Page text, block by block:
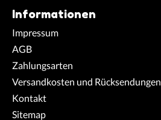
Informationen
Impressum
AGB
Zahlungsarten
Versandkosten und Rücksendungen
Kontakt
Sitemap